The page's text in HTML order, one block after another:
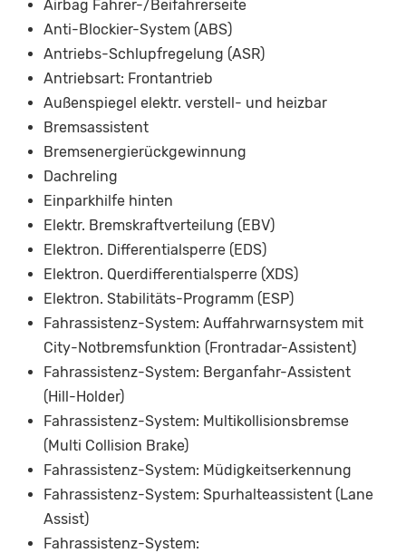
Airbag Fahrer-/Beifahrerseite
Anti-Blockier-System (ABS)
Antriebs-Schlupfregelung (ASR)
Antriebsart: Frontantrieb
Außenspiegel elektr. verstell- und heizbar
Bremsassistent
Bremsenergierückgewinnung
Dachreling
Einparkhilfe hinten
Elektr. Bremskraftverteilung (EBV)
Elektron. Differentialsperre (EDS)
Elektron. Querdifferentialsperre (XDS)
Elektron. Stabilitäts-Programm (ESP)
Fahrassistenz-System: Auffahrwarnsystem mit
City-Notbremsfunktion (Frontradar-Assistent)
Fahrassistenz-System: Berganfahr-Assistent
(Hill-Holder)
Fahrassistenz-System: Multikollisionsbremse
(Multi Collision Brake)
Fahrassistenz-System: Müdigkeitserkennung
Fahrassistenz-System: Spurhalteassistent (Lane
Assist)
Fahrassistenz-System: